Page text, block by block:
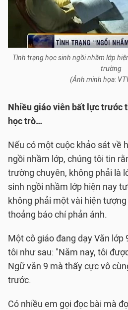
Tình trạng học sinh ngồi nhầm lớp
trường
(Ảnh minh họa:
Nhiều giáo viên bất lực trước
học trò…
Nếu có một cuộc khảo sát về
ngồi nhầm lớp, chúng tôi tin
trường chuyên, không phải là
sinh ngồi nhầm lớp hiện nay
không phải một vài hiện
thoảng báo chí phản ánh.
Một cô giáo đang dạy Văn lớp
tôi như sau: "Năm nay, tôi
Ngữ văn 9 mà thấy cực vô
trước.
Có nhiều em gọi đọc bài mà